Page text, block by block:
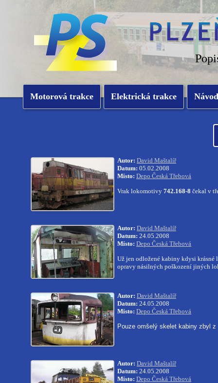
Motorová trakce Elektrická trakce
Autor: David Maštalíř
Datum: 05.02.2008
Místo: Depo Česká Třebová
Vrak lokomotivy 742.168-8 čekal v
Autor: David Maštalíř
Datum: 24.05.2008
Místo: Depo Česká Třebová
Už jen odložené kabiny kdysi
opravy násilných poškození jiných
Autor: David Maštalíř
Datum: 24.05.2008
Místo: Depo Česká Třebová
Pouze omšelý skelet kabiny zbyl
Autor: David Maštalíř
Datum: 24.05.2008
Místo: Depo Česká Třebová